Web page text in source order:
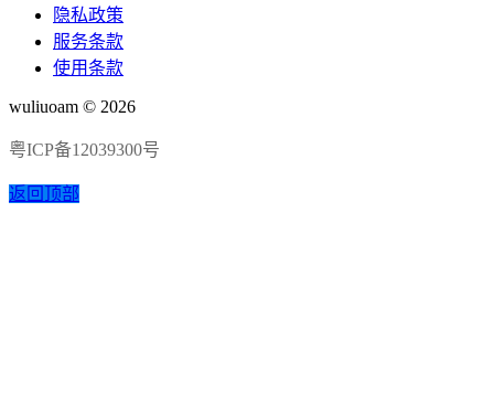
隐私政策
服务条款
使用条款
wuliuoam © 2026
粤ICP备12039300号
返回顶部